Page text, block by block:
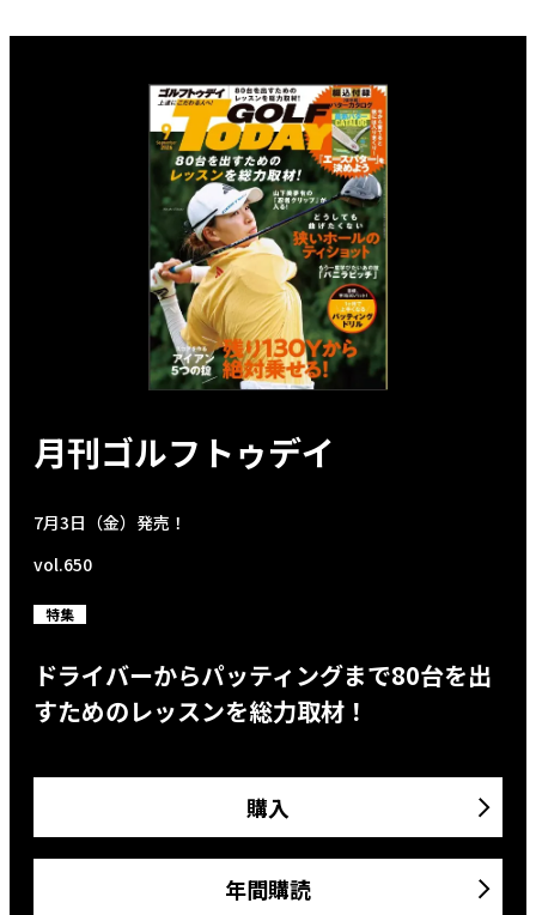
月刊ゴルフトゥデイ
7月3日（金）発売！
vol.650
特集
ドライバーからパッティングまで80台を出
すためのレッスンを総力取材！
購入
年間購読